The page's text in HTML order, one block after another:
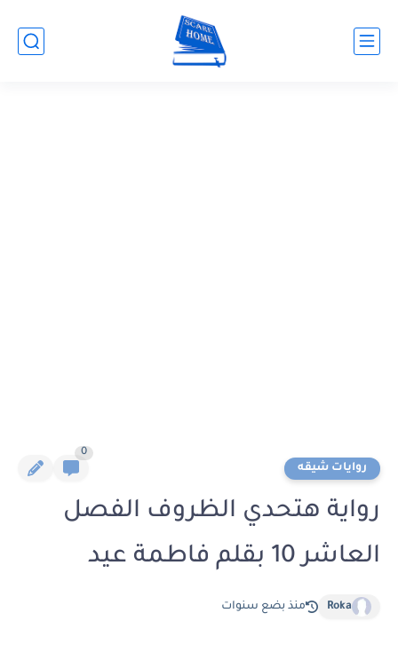
روايات شيقه
0
رواية هتحدي الظروف الفصل
العاشر 10 بقلم فاطمة عيد
Roka منذ بضع سنوات